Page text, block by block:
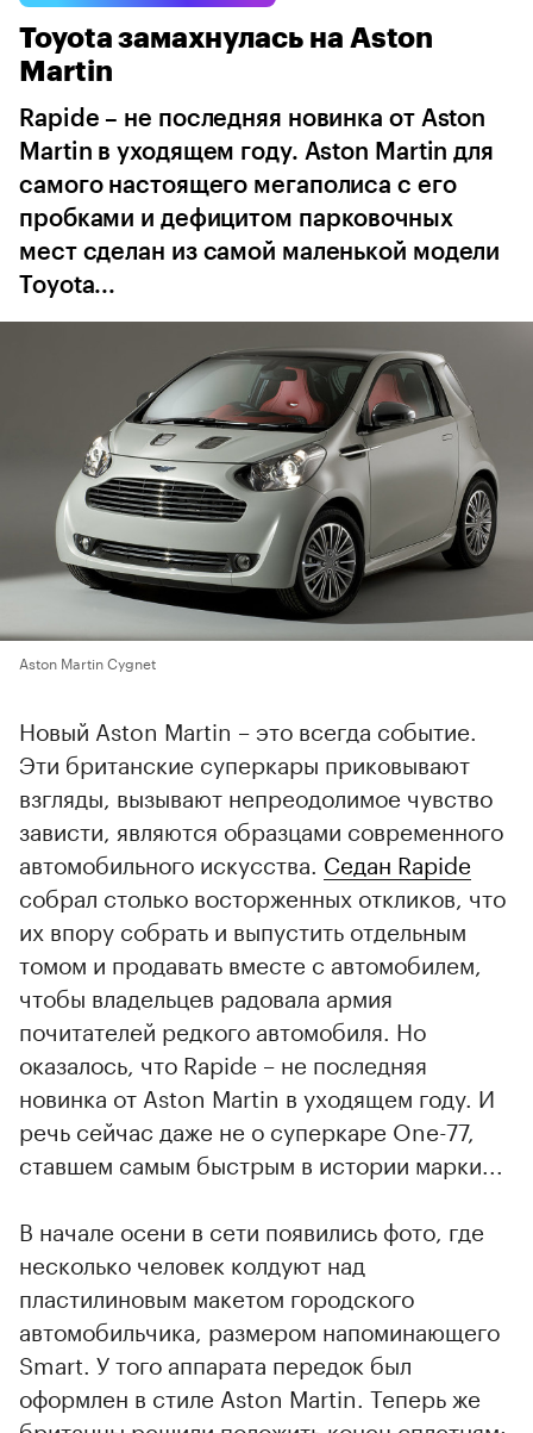
Omoda Geely Changan
Toyota замахнулась на Aston
Martin
Rapide – не последняя новинка от Aston
Martin в уходящем году. Aston Martin для
самого настоящего мегаполиса с его
пробками и дефицитом парковочных
мест сделан из самой маленькой модели
Toyota...
Aston Martin Cygnet
Новый Aston Martin – это всегда событие.
Эти британские суперкары приковывают
взгляды, вызывают непреодолимое чувство
зависти, являются образцами современного
автомобильного искусства. Седан Rapide
собрал столько восторженных откликов, что
их впору собрать и выпустить отдельным
томом и продавать вместе с автомобилем,
чтобы владельцев радовала армия
почитателей редкого автомобиля. Но
оказалось, что Rapide – не последняя
новинка от Aston Martin в уходящем году. И
речь сейчас даже не о суперкаре One-77,
ставшем самым быстрым в истории марки...
В начале осени в сети появились фото, где
несколько человек колдуют над
пластилиновым макетом городского
автомобильчика, размером напоминающего
Smart. У того аппарата передок был
оформлен в стиле Aston Martin. Теперь же